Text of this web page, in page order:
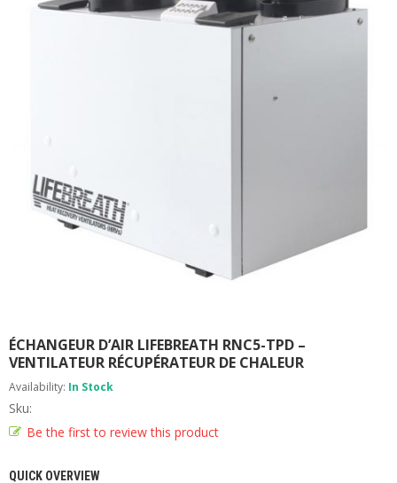
ÉCHANGEUR D’AIR LIFEBREATH RNC5-TPD –
VENTILATEUR RÉCUPÉRATEUR DE CHALEUR
Availability: In Stock
Sku:
Be the first to review this product
QUICK OVERVIEW